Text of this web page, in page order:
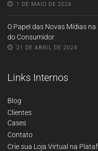
1 DE MAIO DE 2026
O Papel das Novas Mídias
do Consumidor
21 DE ABRIL DE 2024
Links Internos
Blog
Clientes
Cases
Contato
Crie sua Loja Virtual na